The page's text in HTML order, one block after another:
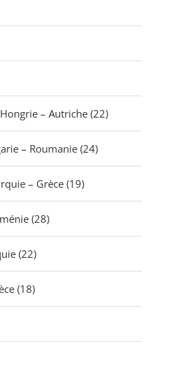
– Autriche (22)
– Roumanie (24)
– Grèce (19)
(28)
(22)
(18)